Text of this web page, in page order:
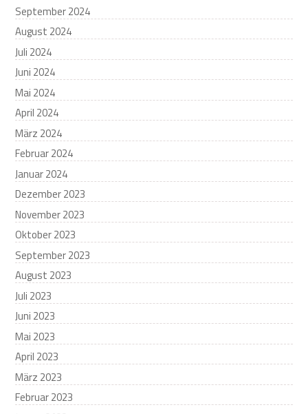
September 2024
August 2024
Juli 2024
Juni 2024
Mai 2024
April 2024
März 2024
Februar 2024
Januar 2024
Dezember 2023
November 2023
Oktober 2023
September 2023
August 2023
Juli 2023
Juni 2023
Mai 2023
April 2023
März 2023
Februar 2023